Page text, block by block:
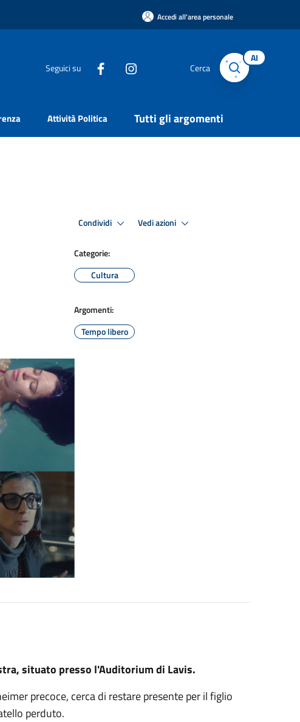
Accedi all'area personale
Seguici su Cerca
AI
Attività Politica Tutti gli argomenti
Condividi Vedi azioni
Categorie:
Cultura
Argomenti:
Tempo libero
situato presso l'Auditorium di Lavis.
precoce, cerca di restare presente per il figlio
perduto.